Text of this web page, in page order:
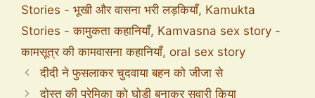
Stories - भूखी और वासना भरी लड़कियाँ, Kamukta
Stories - कामुकता कहानियाँ, Kamvasna sex story -
कामसूत्र की कामवासना कहानियाँ, oral sex story
दीदी ने फुसलाकर चुदवाया बहन को जीजा से
दोस्त की प्रेमिका को घोड़ी बनाकर सवारी किया